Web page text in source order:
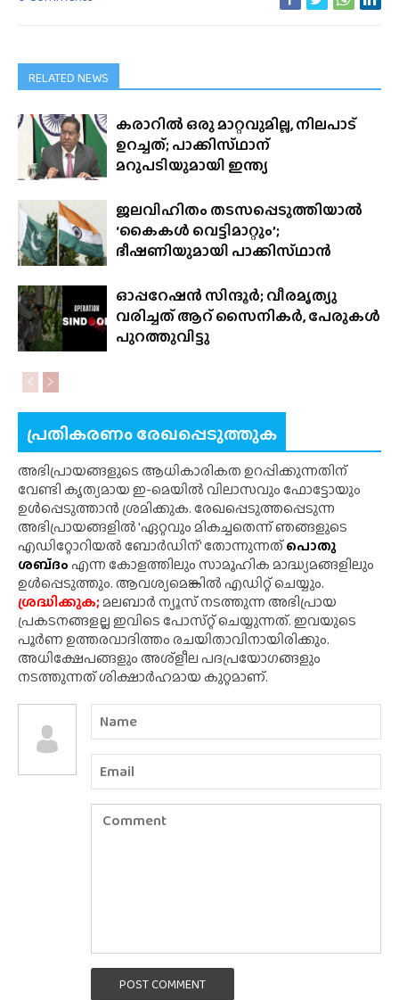
RELATED NEWS
കരാറിൽ ഒരു മാറ്റവുമില്ല, നിലപാട്
ഉറച്ചത്; പാക്കിസ്‌ഥാന്
മറുപടിയുമായി ഇന്ത്യ
ജലവിഹിതം തടസപ്പെടുത്തിയാൽ
‘കൈകൾ വെട്ടിമാറ്റും’;
ഭീഷണിയുമായി പാക്കിസ്‌ഥാൻ
ഓപ്പറേഷൻ സിന്ദൂർ; വീരമൃത്യു
വരിച്ചത് ആറ് സൈനികർ, പേരുകൾ
പുറത്തുവിട്ടു
പ്രതികരണം രേഖപ്പെടുത്തുക
അഭിപ്രായങ്ങളുടെ ആധികാരികത ഉറപ്പിക്കുന്നതിന്
വേണ്ടി കൃത്യമായ ഇ-മെയിൽ വിലാസവും ഫോട്ടോയും
ഉൾപ്പെടുത്താൻ ശ്രമിക്കുക. രേഖപ്പെടുത്തപ്പെടുന്ന
അഭിപ്രായങ്ങളിൽ 'ഏറ്റവും മികച്ചതെന്ന് ഞങ്ങളുടെ
എഡിറ്റോറിയൽ ബോർഡിന്' തോന്നുന്നത്പൊതു
ശബ്‌ദംഎന്ന കോളത്തിലും സാമൂഹിക മാദ്ധ്യമങ്ങളിലും
ഉൾപ്പെടുത്തും. ആവശ്യമെങ്കിൽ എഡിറ്റ് ചെയ്യും.
ശ്രദ്ധിക്കുക;മലബാർ ന്യൂസ് നടത്തുന്ന അഭിപ്രായ
പ്രകടനങ്ങളല്ല ഇവിടെ പോസ്‌റ്റ് ചെയ്യുന്നത്. ഇവയുടെ
പൂർണ ഉത്തരവാദിത്തം രചയിതാവിനായിരിക്കും.
അധിക്ഷേപങ്ങളും അശ്‌ളീല പദപ്രയോഗങ്ങളും
നടത്തുന്നത് ശിക്ഷാർഹമായ കുറ്റമാണ്.
POST COMMENT